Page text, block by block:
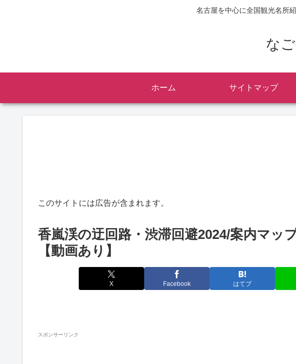
名古屋を中心に全国観光名所
な
ホーム サイトマップ
このサイトには広告が含まれます。
香嵐渓の迂回路・渋滞回避2024/案内マッ
【動画あり】
X Facebook はてブ
スポンサーリンク